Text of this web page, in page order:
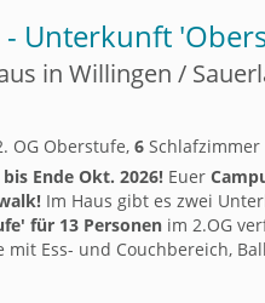
- Unterkunft
in Willingen /
OG Oberstufe, 6 Schlafzimmer
Ende Okt. 2026! Euer
Im Haus gibt es zwei
für 13 Personen im 2.OG
mit Ess- und Couchbereich,
für Seminare/